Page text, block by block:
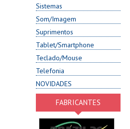
Sistemas
Som/Imagem
Suprimentos
Tablet/Smartphone
Teclado/Mouse
Telefonia
NOVIDADES
FABRICANTES